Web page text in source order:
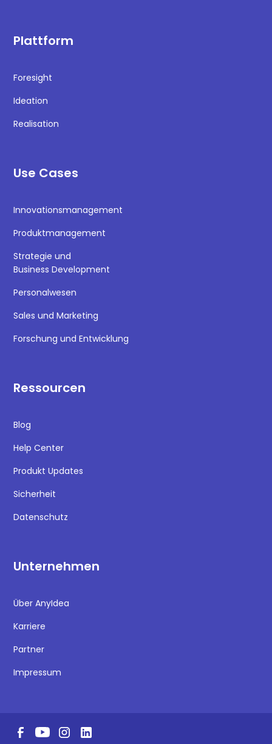
Plattform
Foresight
Ideation
Realisation
Use Cases
Innovationsmanagement
Produktmanagement
Strategie und
Business Development
Personalwesen
Sales und Marketing
Forschung und Entwicklung
Ressourcen
Blog
Help Center
Produkt Updates
Sicherheit
Datenschutz
Unternehmen
Über AnyIdea
Karriere
Partner
Impressum